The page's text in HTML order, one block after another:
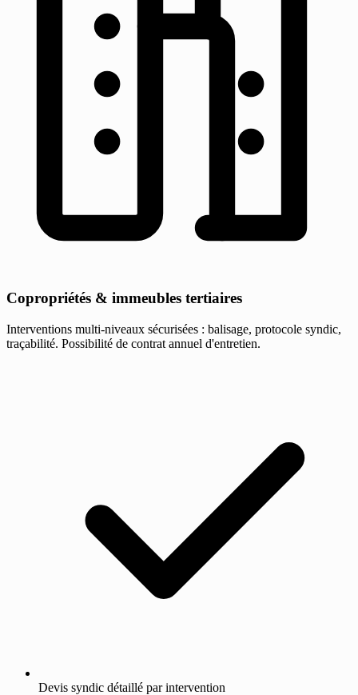
Copropriétés & immeubles tertiaires
Interventions multi-niveaux sécurisées : balisage, protocole syndic,
traçabilité. Possibilité de contrat annuel d'entretien.
Devis syndic détaillé par intervention